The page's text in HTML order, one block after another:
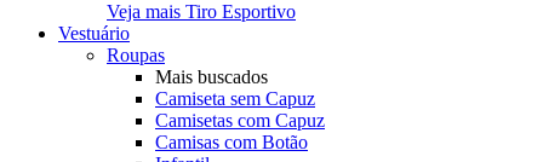
Veja mais Tiro Esportivo
Vestuário
Roupas
Mais buscados
Camiseta sem Capuz
Camisetas com Capuz
Camisas com Botão